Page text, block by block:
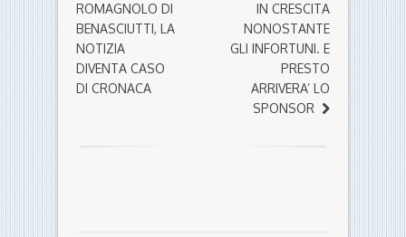
ROMAGNOLO DI
BENASCIUTTI, LA
NOTIZIA
DIVENTA CASO
DI CRONACA
IN CRESCITA
NONOSTANTE
GLI INFORTUNI. E
PRESTO
ARRIVERA’ LO
SPONSOR